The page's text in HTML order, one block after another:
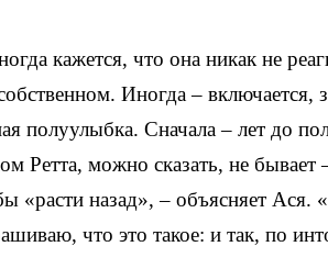
кажется, что она никак не
Иногда – включается,
полуулыбка. Сначала – лет до
Ретта, можно сказать, не
«расти назад», – объясняет Ася.
что это такое: и так, по